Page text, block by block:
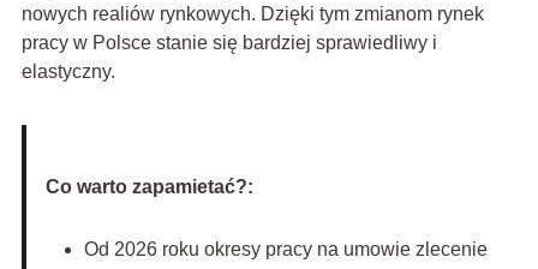
nowych realiów rynkowych. Dzięki tym zmianom rynek
pracy w Polsce stanie się bardziej sprawiedliwy i
elastyczny.
Co warto zapamietać?:
Od 2026 roku okresy pracy na umowie zlecenie